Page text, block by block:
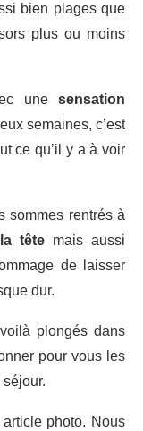
bien plages que
plus ou moins
une sensation
semaines, c’est
ce qu’il y a à voir
sommes rentrés à
tête mais aussi
de laisser
dur.
plongés dans
pour vous les
photo. Nous